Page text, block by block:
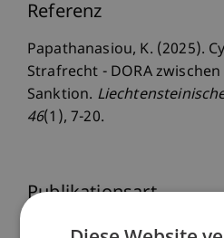
Referenz
Papathanasiou, K. (2025).
Strafrecht - DORA
Sanktion.
46(1), 7-20.
Publikationsart
Beitrag in